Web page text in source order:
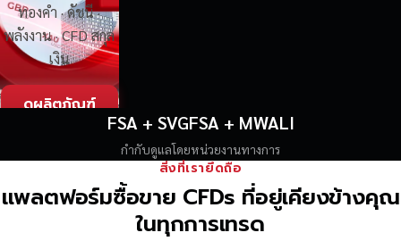
ทองคำ · ดัชนี ·
พลังงาน · CFD สกุล
เงิน
ดูผลิตภัณฑ์
FSA + SVGFSA + MWALI
กำกับดูแลโดยหน่วยงานทางการ
สิ่งที่เรายึดถือ
แพลตฟอร์มซื้อขาย CFDs ที่อยู่เคียงข้างคุณ
ในทุกการเทรด